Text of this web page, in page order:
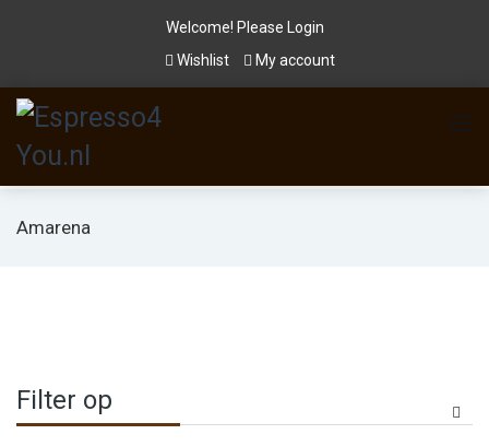
Welcome! Please
Login
Wishlist
My account
Amarena
Filter op